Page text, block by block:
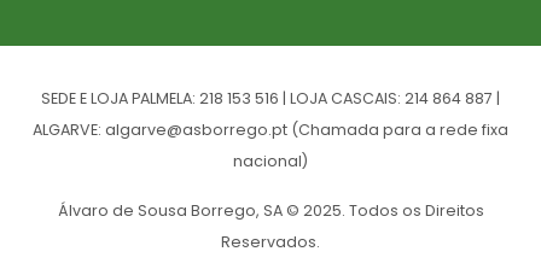
SEDE E LOJA PALMELA: 218 153 516 | LOJA CASCAIS: 214 864 887 |
ALGARVE: algarve@asborrego.pt (Chamada para a rede fixa
nacional)
Álvaro de Sousa Borrego, SA © 2025. Todos os Direitos
Reservados.